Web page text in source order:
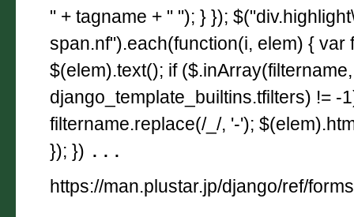
" + tagname + " "); } });
span.nf").each(function(i, elem) { var
$(elem).text(); if ($.inArray(filtername,
django_template_builtins.tfilters) != -
filtername.replace(/_/, '-');
}); }) ...
https://man.plustar.jp/django/ref/